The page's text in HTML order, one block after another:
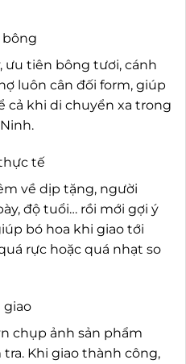
bông
ưu tiên bông tươi, cánh
luôn cân đối form, giúp
cả khi di chuyển xa trong
tế
về dịp tặng, người
độ tuổi… rồi mới gợi ý
bó hoa khi giao tới
rực hoặc quá nhạt so
giao
chụp ảnh sản phẩm
Khi giao thành công,